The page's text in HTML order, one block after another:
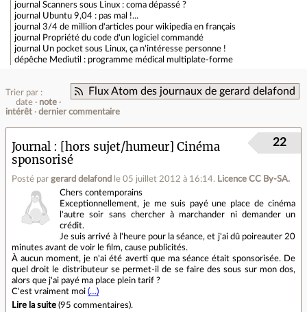
journal Scanners sous Linux : coma dépassé ?
journal Ubuntu 9,04 : pas mal !...
journal 3/4 de million d'articles pour wikipedia en français
journal
Propriété du code d'un logiciel commandé
journal Un pocket sous Linux, ça n'intéresse personne !
dépêche Mediutil : programme médical multiplate-forme
Flux Atom des journaux de gerard delafond
Trier par :
date
note
intérêt
dernier commentaire
Journal
[hors sujet/humeur] Cinéma
sponsorisé
Posté par gerard delafond le 05 juillet 2012 à 16:14. Licence CC By‑SA.
22
Chers contemporains
Exceptionnellement, je me suis payé une place de cinéma
l'autre soir sans chercher à marchander ni demander un
crédit.
Je suis arrivé à l'heure pour la séance, et j'ai dû poireauter 20
minutes avant de voir le film, cause publicités.
À aucun moment, je n'ai été averti que ma séance était sponsorisée. De
quel droit le distributeur se permet-il de se faire des sous sur mon dos,
alors que j'ai payé ma place plein tarif ?
C'est vraiment moi (…)
Lire la suite (95 commentaires).